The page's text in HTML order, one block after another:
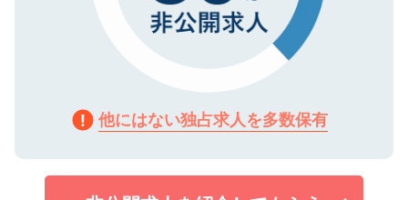
他にはない独占求人を多数保有